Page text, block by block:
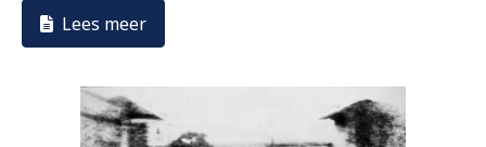
Lees meer